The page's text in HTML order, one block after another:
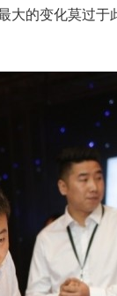
大的变化莫过于